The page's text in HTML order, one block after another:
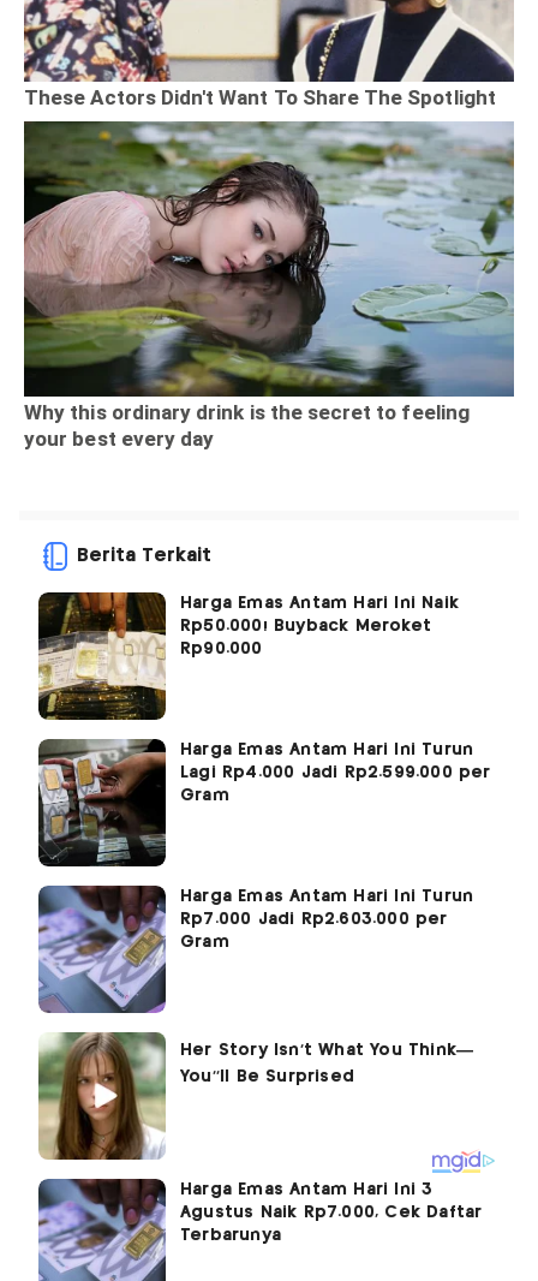
Berita Terkait
Harga Emas Antam Hari Ini Naik
Rp50.000! Buyback Meroket
Rp90.000
Harga Emas Antam Hari Ini Turun
Lagi Rp4.000 Jadi Rp2.599.000 per
Gram
Harga Emas Antam Hari Ini Turun
Rp7.000 Jadi Rp2.603.000 per
Gram
Harga Emas Antam Hari Ini 3
Agustus Naik Rp7.000, Cek Daftar
Terbarunya